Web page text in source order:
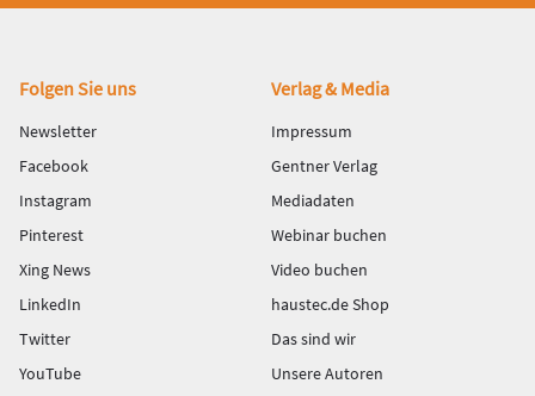
Fußbereich
Folgen Sie uns
Newsletter
Facebook
Instagram
Pinterest
Xing News
LinkedIn
Twitter
YouTube
Verlag & Media
Impressum
Gentner Verlag
Mediadaten
Webinar buchen
Video buchen
haustec.de Shop
Das sind wir
Unsere Autoren